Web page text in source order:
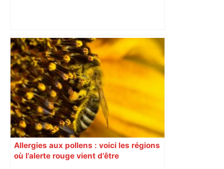
"On souhaite remettre un peu d’ordre" :
la mairie de Toulouse interdit le
commerce ambulant de 6 heures à
minuit dans ce grand quartier populaire
et prévoit des sanctions pour libérer
l’espace public – ladepeche.fr
Allergies aux pollens : voici les régions
où l’alerte rouge vient d’être